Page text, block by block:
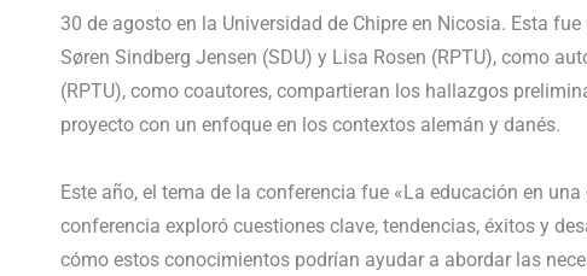
30 de agosto en la Universidad de Chipre en Nicosia. Esta
Søren Sindberg Jensen (SDU) y Lisa Rosen (RPTU), como
(RPTU), como coautores, compartieran los hallazgos
proyecto con un enfoque en los contextos alemán y danés.
Este año, el tema de la conferencia fue «La educación en
conferencia exploró cuestiones clave, tendencias, éxitos y
cómo estos conocimientos podrían ayudar a abordar las